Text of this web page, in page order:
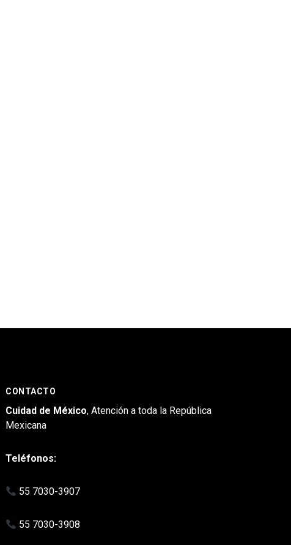
CONTACTO
Cuidad de México, Atención a toda la República
Mexicana
Teléfonos:
55 7030-3907
55 7030-3908